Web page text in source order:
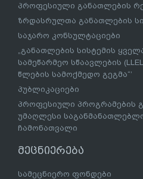
პროფესიული განათლების
ზრდასრულთა განათლების
საჯარო კონსულტაციები
„განათლების სისტემის
სამეწარმეო სწაავლების
წლების სამოქმედო გეგმა“’
პუბლიკაციები
პროფესიული პროგრამების
უმაღლესი
ჩამონათვალი
მეცნიერება
სამეცნიერო ფონდები